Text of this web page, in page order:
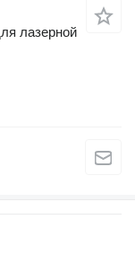
лазерной